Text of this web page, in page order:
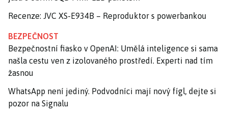
Recenze: JVC XS-E934B – Reproduktor s powerbankou
BEZPEČNOST
Bezpečnostní fiasko v OpenAI: Umělá inteligence si sama
našla cestu ven z izolovaného prostředí. Experti nad tím
žasnou
WhatsApp není jediný. Podvodníci mají nový fígl, dejte si
pozor na Signalu